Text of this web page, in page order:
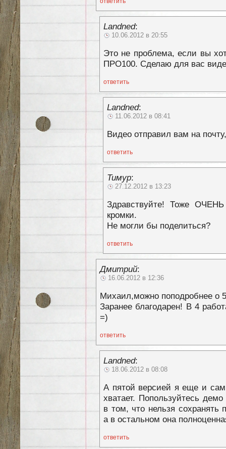
Landned:
10.06.2012 в 20:55
Это не проблема, если вы
ПРО100. Сделаю для вас
ответить
Landned:
11.06.2012 в 08:41
Видео отправил вам на
ответить
Тимур:
27.12.2012 в 13:23
Здравствуйте! Тоже ОЧЕНЬ
кромки.
Не могли бы поделиться?
ответить
Дмитрий:
16.06.2012 в 12:36
Михаил,можно поподробнее о
Заранее благодарен! В 4
=)
ответить
Landned:
18.06.2012 в 08:08
А пятой версией я еще и сам
хватает. Попользуйтесь
в том, что нельзя сохранять
а в остальном она
ответить